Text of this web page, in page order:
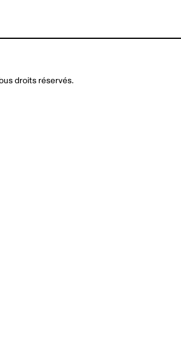
droits réservés.